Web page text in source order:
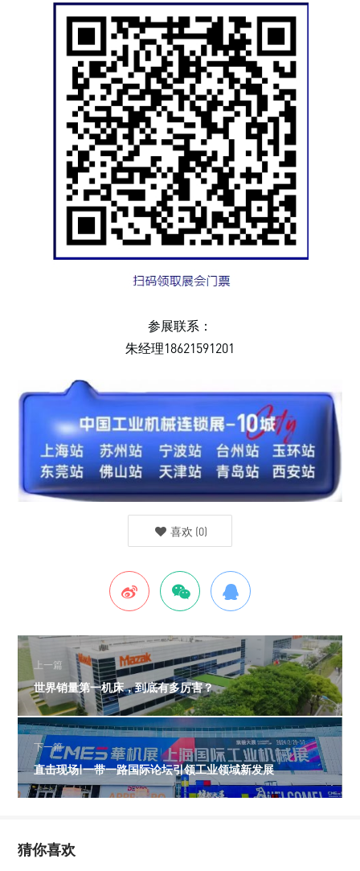
参展联系：
朱经理18621591201
喜欢 (0)
上一篇
世界销量第一机床，到底有多厉害？
下一篇
直击现场|一带一路国际论坛引领工业领域新发展
猜你喜欢